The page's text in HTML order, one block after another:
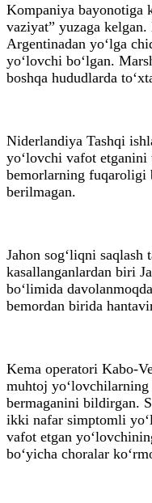
Kompaniya bayonotiga
vaziyat” yuzaga
Argentinadan yo‘lga
yo‘lovchi bo‘lgan.
boshqa hududlarda
Niderlandiya Tashqi
yo‘lovchi vafot etganini
bemorlarning fuqaroligi
berilmagan.
Jahon sog‘liqni saqlash
kasallanganlardan biri
bo‘limida
bemordan birida
Kema operatori Kabo-
muhtoj yo‘lovchilarning
bermaganini bildirgan.
ikki nafar simptomli
vafot etgan
bo‘yicha choralar